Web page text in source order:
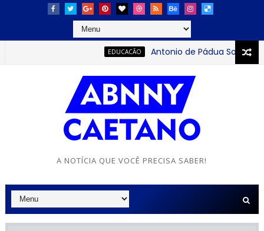
EDUCACÃO Antonio de Pádua Sobrinho: o
A NOTÍCIA QUE VOCÊ PRECISA SABER!